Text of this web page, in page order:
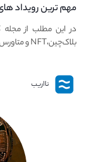
معرفی بهترین
در این مطلب از مجله
بلاک‌چین،NFT و متاورس را معرفی می‌کنیم.
نااریب